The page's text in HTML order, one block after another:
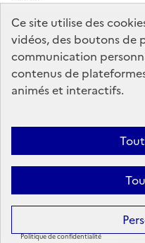
Ce site utilise des
vidéos, des boutons de
communication
contenus de
animés et interactifs.
Politique de confidentialité
legifrance.gouv.fr
service-public.gouv.fr
Mentions
conforme
Politique
Sauf mention contraire, tous les